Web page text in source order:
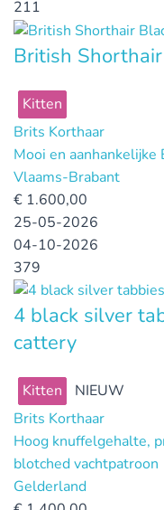
211
British
Kitten
Brits Korthaar
Mooi en
Vlaams-Brabant
€ 1.600,00
25-05-2026
04-10-2026
379
4 black silver
cattery
Kitten
NIEUW
Brits Korthaar
Hoog knuffelgehalte,
blotched vachtpatroon
Gelderland